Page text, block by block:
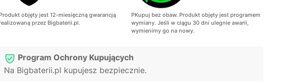
Produkt objęty jest 12-miesięczną gwarancją
przez Bigbaterii.pl.
PKupuj bez obaw. Produkt objęty jest programem
wymiany. Jeśli w ciągu 30 dni ulegnie awarii,
wymienimy go na nowy.
Program Ochrony Kupujących
Na Bigbaterii.pl kupujesz bezpiecznie.